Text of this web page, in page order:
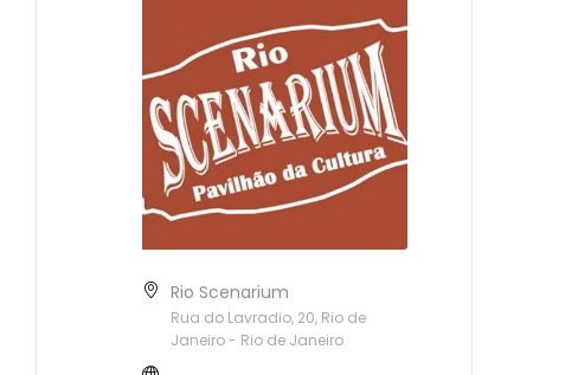
Rio Scenarium
Rua do Lavradio, 20, Rio de
Janeiro - Rio de Janeiro